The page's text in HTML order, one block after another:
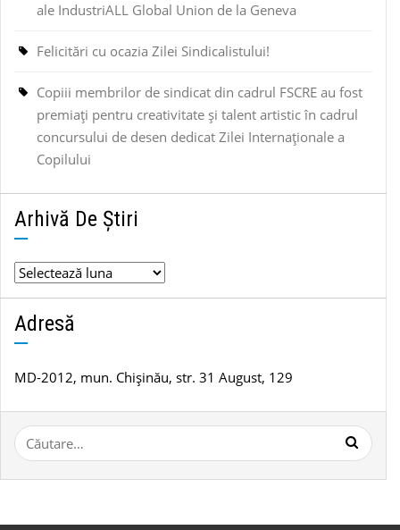
ale IndustriALL Global Union de la Geneva
Felicitări cu ocazia Zilei Sindicalistului!
Copiii membrilor de sindicat din cadrul FSCRE au fost
premiați pentru creativitate și talent artistic în cadrul
concursului de desen dedicat Zilei Internaționale a
Copilului
Arhivă De Știri
Arhivă
de
știri
Adresă
MD-2012, mun. Chișinău, str. 31 August, 129
Caută
după: